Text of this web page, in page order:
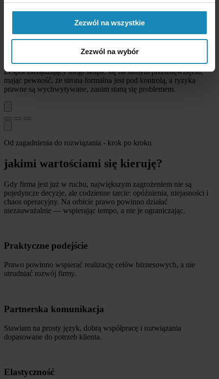
Zezwól na wszystkie
Zezwól na wybór
Objąłem stałą opieką prawną projekt: doradzałem przy wyborze
formy współpracy, przygotowywałem i opiniowałem dokumenty
korporacyjne oraz odpowiadałem na bieżące pytania zespołu
zarządzającego.
Zespół zarządzający mógł skupić się na samym przedsięwzięciu,
mając pewność, że strona formalna jest pod kontrolą, a ryzyka
prawne są wychwytywane, zanim staną się problemem.
Od zagadnienia do rozwiązania - krok po kroku
jakimi wartościami się kieruję?
Gdy firma jest już w ruchu, największym zagrożeniem nie są
pojedyncze decyzje, ale codzienne tarcie: opóźnienia, niejasności i
chaos operacyjny. Na orbicie prawo powinno działać
niezauważalnie — wspierając tempo, a nie je ograniczając.
Praktyczne podejście
Prawo powinno wspierać realizację celów biznesowych, a nie
utrudniać rozwój firmy.
Partnerska komunikacja
Stawiam na prosty język, dobrą współpracę i rozwiązania
dopasowane do potrzeb klienta.
Elastyczność